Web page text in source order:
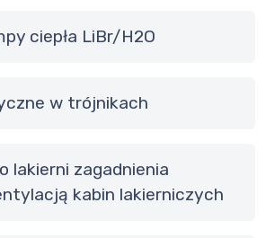
ciepła LiBr/H2O
w trójnikach
kabin lakierniczych